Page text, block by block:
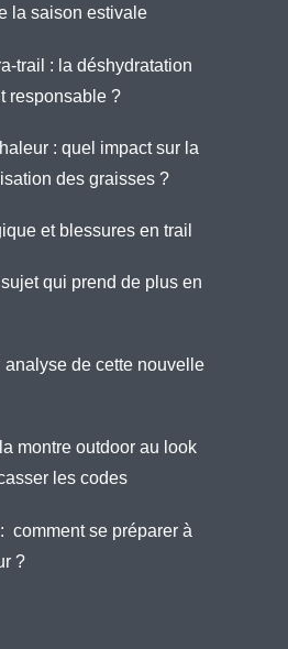
la saison estivale
trail : la déshydratation
responsable ?
: quel impact sur la
des graisses ?
et blessures en trail
qui prend de plus en
analyse de cette nouvelle
montre outdoor au look
les codes
comment se préparer à
?